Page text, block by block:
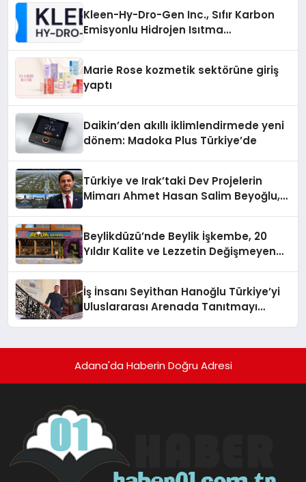
Kleen-Hy-Dro-Gen Inc., Sıfır Karbon
Emisyonlu Hidrojen Isıtma
Marie Rose kozmetik sektörüne giriş
yaptı
Daikin’den akıllı iklimlendirmede yeni
dönem: Madoka Plus Türkiye’de
Türkiye ve Irak’taki Dev Projelerin
Mimarı Ahmet Hasan Salim Beyoğlu,
Hayata Geçirecek
Beylikdüzü’nde Beylik İşkembe, 20
Yıldır Kalite ve Lezzetin Değişmeyen
İş İnsanı Seyithan Hanoğlu Türkiye’yi
Uluslararası Arenada Tanıtmayı
Adana'da Haberin Doğru Adresi